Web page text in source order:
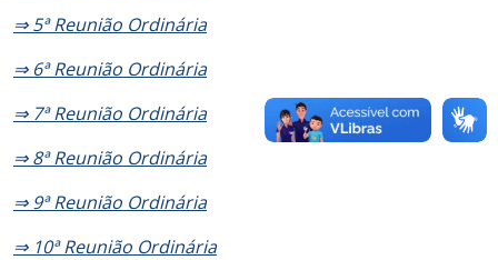
⇒ 5ª Reunião Ordinária
⇒ 6ª Reunião Ordinária
⇒ 7ª Reunião Ordinária
⇒ 8ª Reunião Ordinária
⇒ 9ª Reunião Ordinária
⇒ 10ª Reunião Ordinária